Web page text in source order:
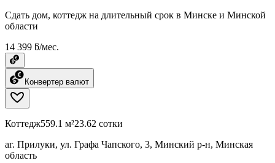
Сдать дом, коттедж на длительный срок в Минске и Минской
области
14 399 ƃ/мес.
Конвертер валют
Коттедж559.1 м²23.62 сотки
аг. Прилуки, ул. Графа Чапского, 3, Минский р-н, Минская
область